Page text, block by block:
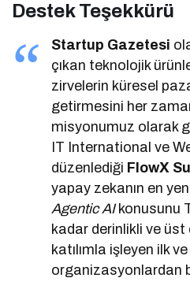
Destek Teşekkürü
Startup Gazetesi
çıkan teknolojik
zirvelerin küresel
getirmesini her
misyonumuz olarak
IT International ve
düzenlediği FlowX
yapay zekanın en
Agentic AIkonusunu
kadar derinlikli ve üst
katılımla işleyen ilk
organizasyonlardan